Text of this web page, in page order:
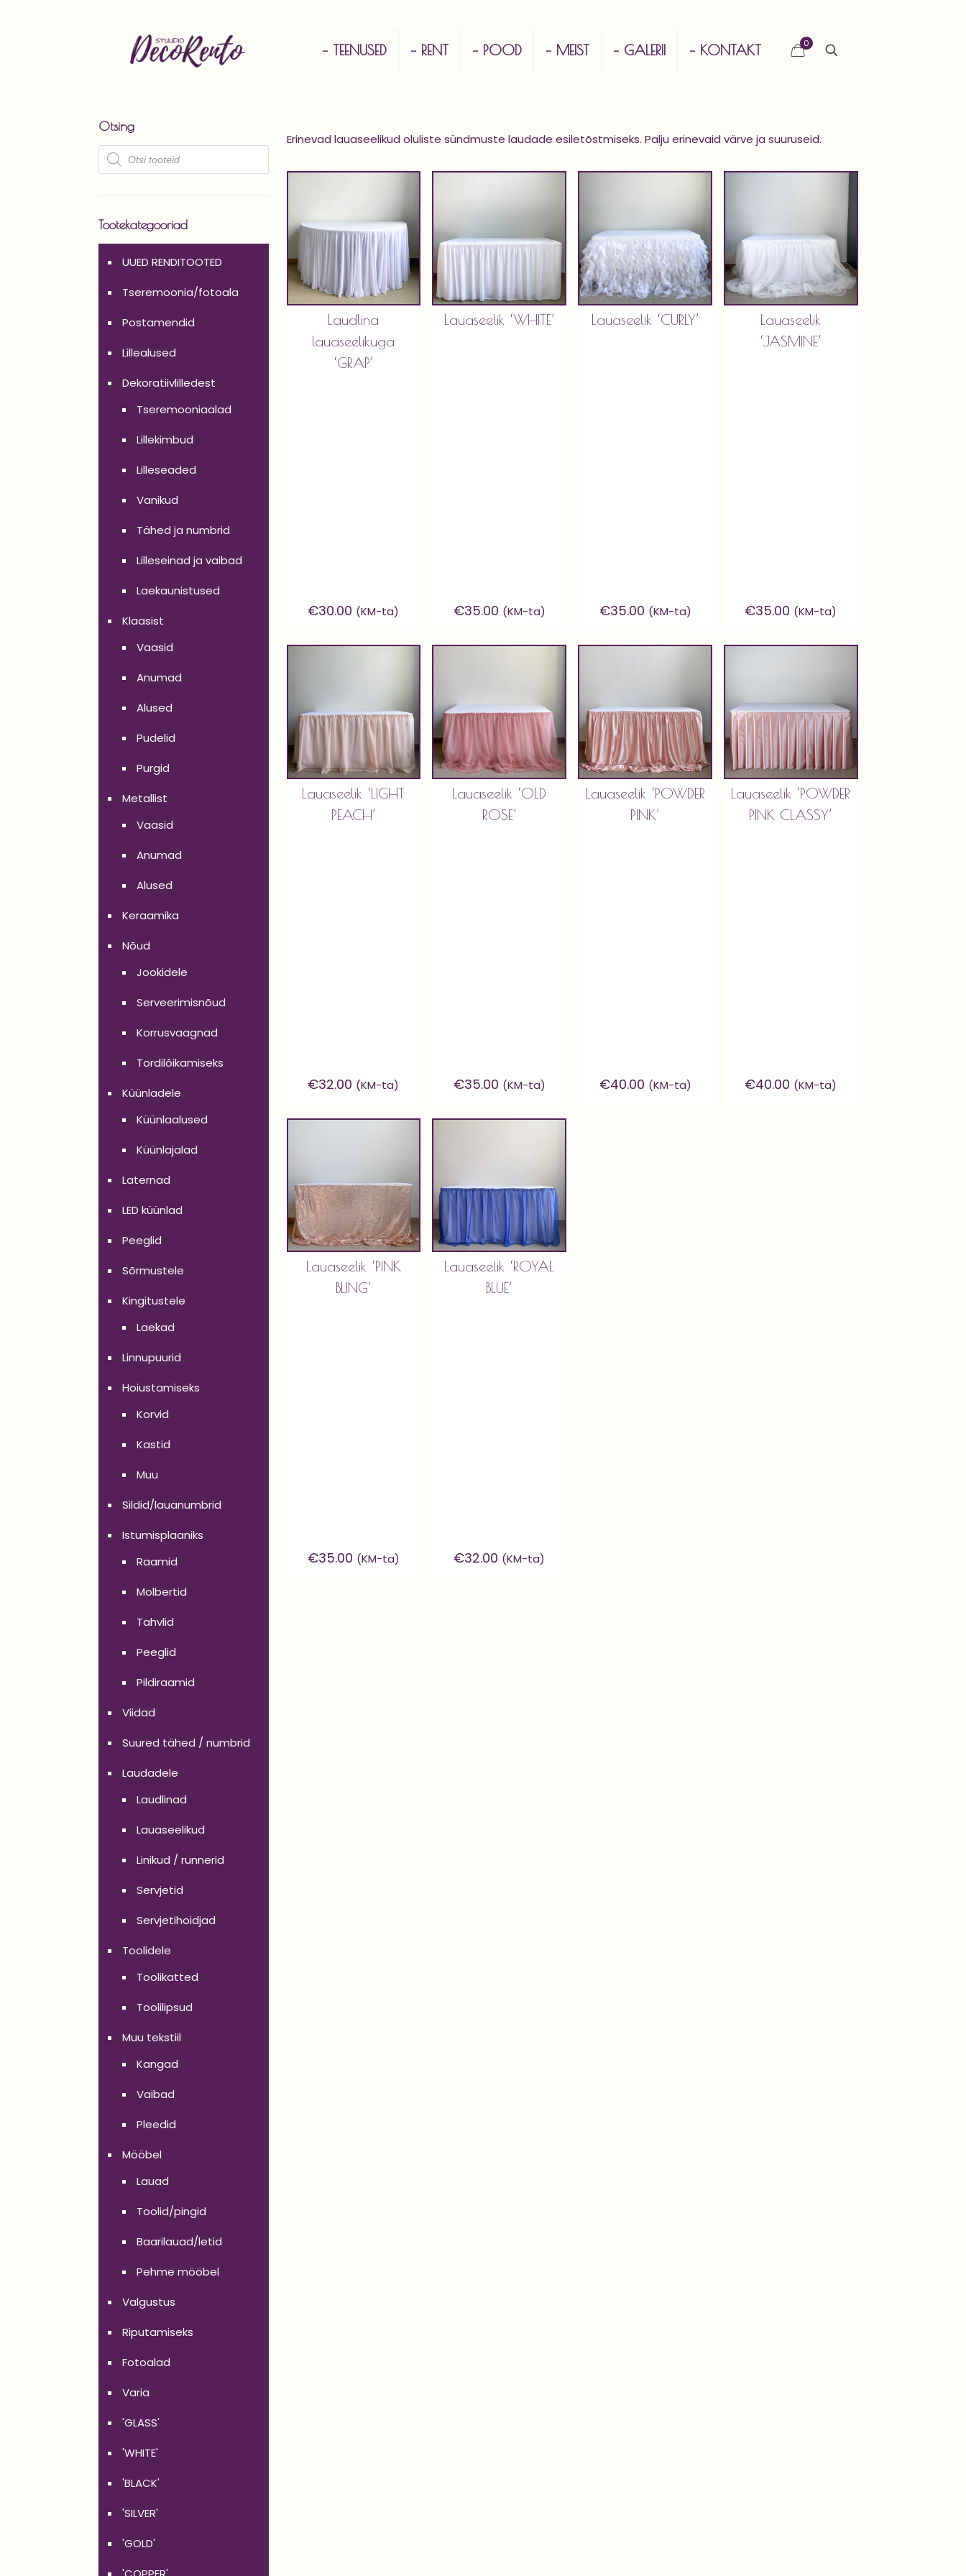
– TEENUSED – RENT – POOD – MEIST – GALERII – KONTAKT 0
Erinevad lauaseelikud oluliste sündmuste laudade esiletõstmiseks. Palju erinevaid värve ja suuruseid.
Laudlina
lauaseelikuga
‘GRAP’
€30.00 (KM-ta)
Lauaseelik ‘WHITE’
€35.00 (KM-ta)
Lauaseelik ‘CURLY’
€35.00 (KM-ta)
Lauaseelik
‘JASMINE’
€35.00 (KM-ta)
Lauaseelik ‘LIGHT
PEACH’
€32.00 (KM-ta)
Lauaseelik ‘OLD
ROSE’
€35.00 (KM-ta)
Lauaseelik ‘POWDER
PINK’
€40.00 (KM-ta)
Lauaseelik ‘POWDER
PINK CLASSY’
€40.00 (KM-ta)
Lauaseelik ‘PINK
BLING’
€35.00 (KM-ta)
Lauaseelik ‘ROYAL
BLUE’
€32.00 (KM-ta)
Otsing
Products
search
Tootekategooriad
UUED RENDITOOTED
Tseremoonia/fotoala
Postamendid
Lillealused
Dekoratiivlilledest
Tseremooniaalad
Lillekimbud
Lilleseaded
Vanikud
Tähed ja numbrid
Lilleseinad ja vaibad
Laekaunistused
Klaasist
Vaasid
Anumad
Alused
Pudelid
Purgid
Metallist
Vaasid
Anumad
Alused
Keraamika
Nõud
Jookidele
Serveerimisnõud
Korrusvaagnad
Tordilõikamiseks
Küünladele
Küünlaalused
Küünlajalad
Laternad
LED küünlad
Peeglid
Sõrmustele
Kingitustele
Laekad
Linnupuurid
Hoiustamiseks
Korvid
Kastid
Muu
Sildid/lauanumbrid
Istumisplaaniks
Raamid
Molbertid
Tahvlid
Peeglid
Pildiraamid
Viidad
Suured tähed / numbrid
Laudadele
Laudlinad
Lauaseelikud
Linikud / runnerid
Servjetid
Servjetihoidjad
Toolidele
Toolikatted
Toolilipsud
Muu tekstiil
Kangad
Vaibad
Pleedid
Mööbel
Lauad
Toolid/pingid
Baarilauad/letid
Pehme mööbel
Valgustus
Riputamiseks
Fotoalad
Varia
'GLASS'
'WHITE'
'BLACK'
'SILVER'
'GOLD'